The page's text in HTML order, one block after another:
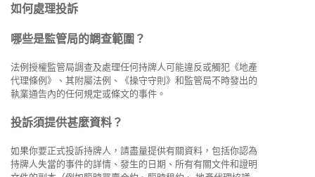
如何處理投訴
哪些是監管局的調查範圍？
法例授權監管局調查及處理任何持牌人可能違反或觸犯《地產
代理條例》、其附屬法例、《操守守則》和監管局不時發出的
執業通告內的任何規定或條文的事件。
投訴須提供甚麼資料？
如果你要正式投訴持牌人，請盡量提供有關資料，包括你認為
持牌人失當的事件的詳情、發生的日期、所有有關文件和證明